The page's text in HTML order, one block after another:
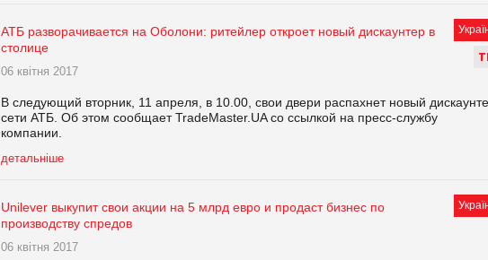
Т
АТБ разворачивается на Оболони: ритейлер откроет новый дискаунтер в
столице
06 квітня 2017
В следующий вторник, 11 апреля, в 10.00, свои двери распахнет новый
сети АТБ. Об этом сообщает TradeMaster.UA со ссылкой на пресс-службу
компании.
детальніше
Unilever выкупит свои акции на 5 млрд евро и продаст бизнес по
производству спредов
06 квітня 2017